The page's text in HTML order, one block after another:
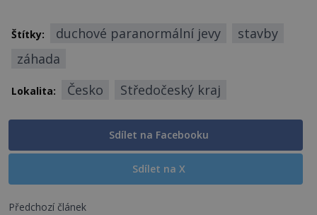
Štítky: duchové paranormální jevy
stavby
záhada
Lokalita: Česko Středočeský kraj
Sdílet na Facebooku
Sdílet na X
Předchozí článek